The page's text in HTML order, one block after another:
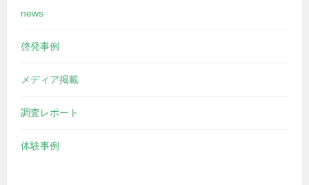
news
啓発事例
メディア掲載
調査レポート
体験事例